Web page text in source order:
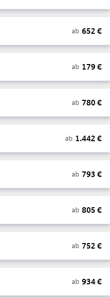
ab 652 €
ab 179€
ab 780€
ab 1.442 €
ab 793 €
ab 805 €
ab 752 €
ab 934€